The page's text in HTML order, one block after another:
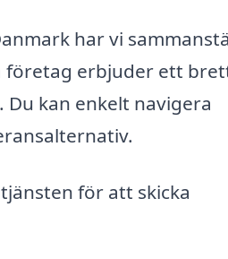
har vi
företag erbjuder ett
kan enkelt navigera
för att skicka